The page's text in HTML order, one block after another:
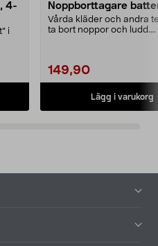
4-
i
Noppborttagare
Vårda kläder och andra
ta bort noppor och ludd.
149,90
Lägg i varukorg